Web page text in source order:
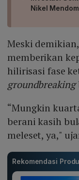
Nikel
Meski
memberikan
hilirisasi fase
groundbreaking
“Mungkin
berani kasih
meleset, ya,"
Rekomendasi